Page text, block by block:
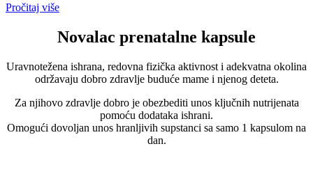
Pročitaj više
Novalac prenatalne kapsule
Uravnotežena ishrana, redovna fizička aktivnost i adekvatna okolina
održavaju dobro zdravlje buduće mame i njenog deteta.
Za njihovo zdravlje dobro je obezbediti unos ključnih nutrijenata
pomoću dodataka ishrani.
Omogući dovoljan unos hranljivih supstanci sa samo 1 kapsulom na
dan.